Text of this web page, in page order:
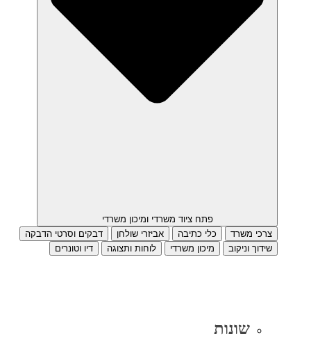
פתח ציוד משרדי ומיכון משרדי
צרכי משרד
כלי כתיבה אביזרי שולחן
דבקים וסרטי הדבקה
שידוך וניקוב
מיכון משרדי לוחות ותצוגה דיו וטונרים
שונות